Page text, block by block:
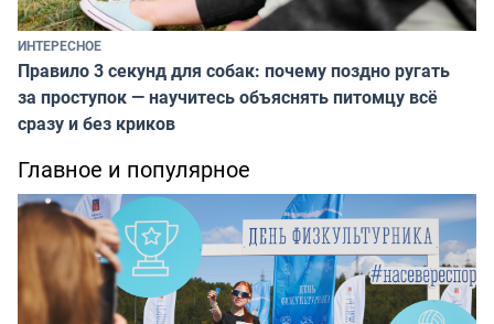
ИНТЕРЕСНОЕ
Правило 3 секунд для собак: почему поздно ругать
за проступок — научитесь объяснять питомцу всё
сразу и без криков
Главное и популярное